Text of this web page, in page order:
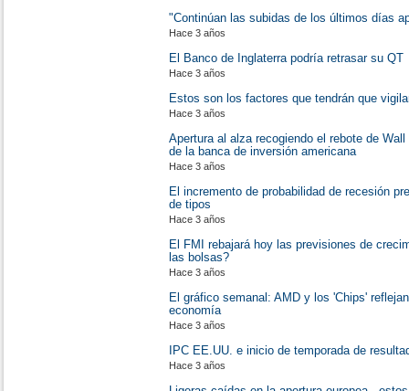
"Continúan las subidas de los últimos días
Hace 3 años
El Banco de Inglaterra podría retrasar su QT
Hace 3 años
Estos son los factores que tendrán que
Hace 3 años
Apertura al alza recogiendo el rebote de
de la banca de inversión americana
Hace 3 años
El incremento de probabilidad de recesión
de tipos
Hace 3 años
El FMI rebajará hoy las previsiones de
las bolsas?
Hace 3 años
El gráfico semanal: AMD y los 'Chips'
economía
Hace 3 años
IPC EE.UU. e inicio de temporada de
Hace 3 años